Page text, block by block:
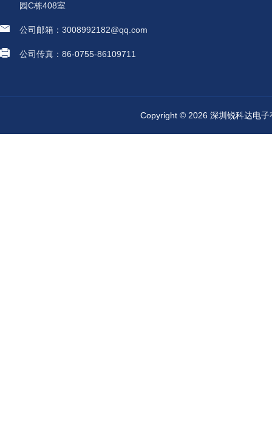
园C栋408室
公司邮箱：3008992182@qq.com
公司传真：86-0755-86109711
Copyright © 2026 深圳锐科达电